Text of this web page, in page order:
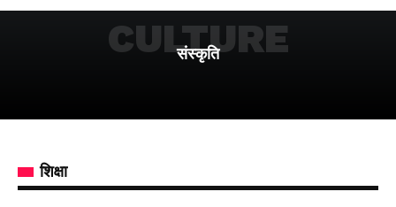
संस्कृति
CULTURE
शिक्षा